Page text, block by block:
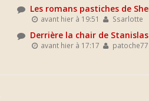
Les romans pastiches de
avant hier à 19:51 Ssarlotte
Derrière la chair de
avant hier à 17:17 patoche77